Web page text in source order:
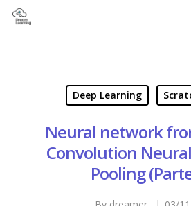
Hit enter to search or ESC to
Deep Learning
Neural network
Convolution
Pooling